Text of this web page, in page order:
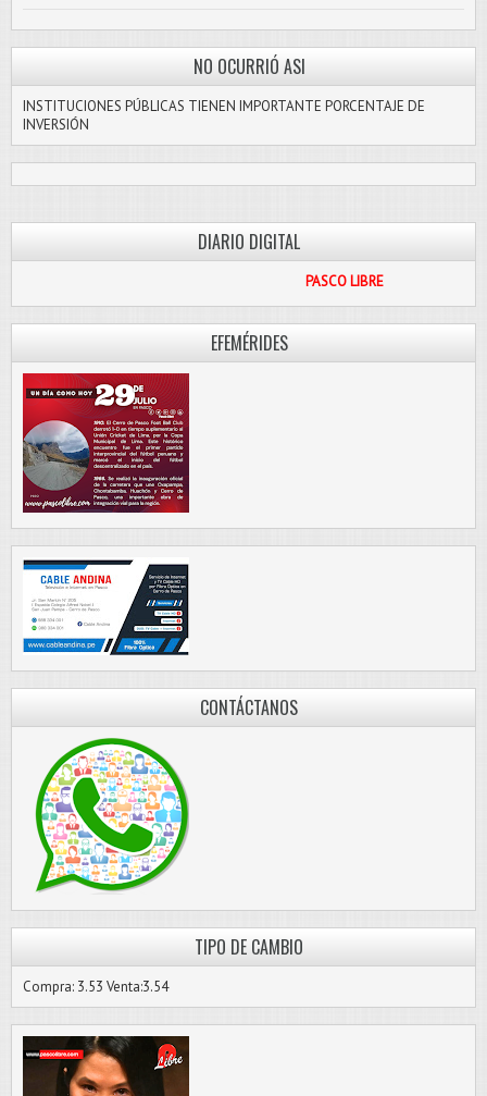
NO OCURRIÓ ASI
INSTITUCIONES PÚBLICAS TIENEN IMPORTANTE PORCENTAJE DE
INVERSIÓN
DIARIO DIGITAL
PASCO LIBRE
EFEMÉRIDES
CONTÁCTANOS
TIPO DE CAMBIO
Compra: 3.53 Venta:3.54